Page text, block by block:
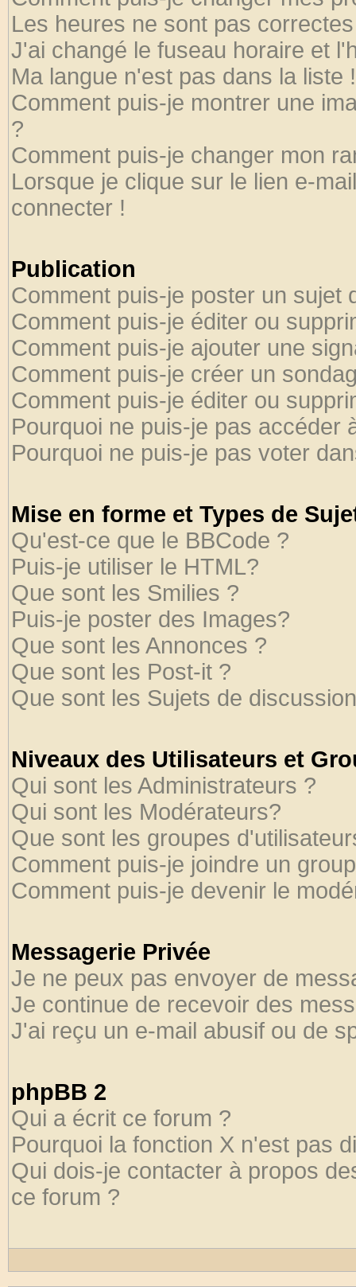
Les heures ne sont pas
J'ai changé le fuseau horaire et
Ma langue n'est pas dans la liste !
Comment puis-je montrer une
?
Comment puis-je changer mon
Lorsque je clique sur le lien e-
connecter !
Publication
Comment puis-je poster un sujet
Comment puis-je éditer ou
Comment puis-je ajouter une
Comment puis-je créer un
Comment puis-je éditer ou
Pourquoi ne puis-je pas accéder
Pourquoi ne puis-je pas voter
Mise en forme et Types de
Qu'est-ce que le BBCode ?
Puis-je utiliser le HTML?
Que sont les Smilies ?
Puis-je poster des Images?
Que sont les Annonces ?
Que sont les Post-it ?
Que sont les Sujets de
Niveaux des Utilisateurs et
Qui sont les Administrateurs ?
Qui sont les Modérateurs?
Que sont les groupes
Comment puis-je joindre un
Comment puis-je devenir le
Messagerie Privée
Je ne peux pas envoyer de
Je continue de recevoir des
J'ai reçu un e-mail abusif ou de
phpBB 2
Qui a écrit ce forum ?
Pourquoi la fonction X n'est pas
Qui dois-je contacter à propos
ce forum ?